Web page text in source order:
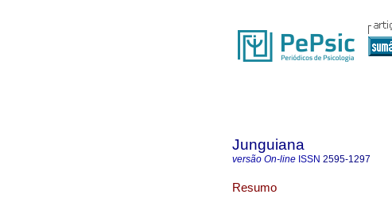
Junguiana
versão On-line ISSN 2595-1297
Resumo